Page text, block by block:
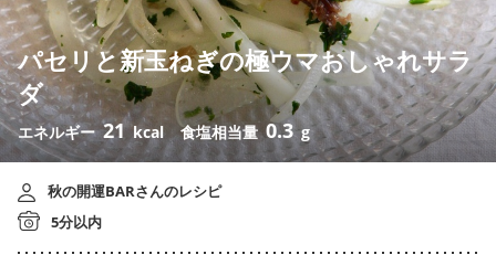
パセリと新玉ねぎの極ウマおしゃれサラ
ダ
エネルギー21 kcal 食塩相当量0.3 g
秋の開運BARさんのレシピ
5分以内